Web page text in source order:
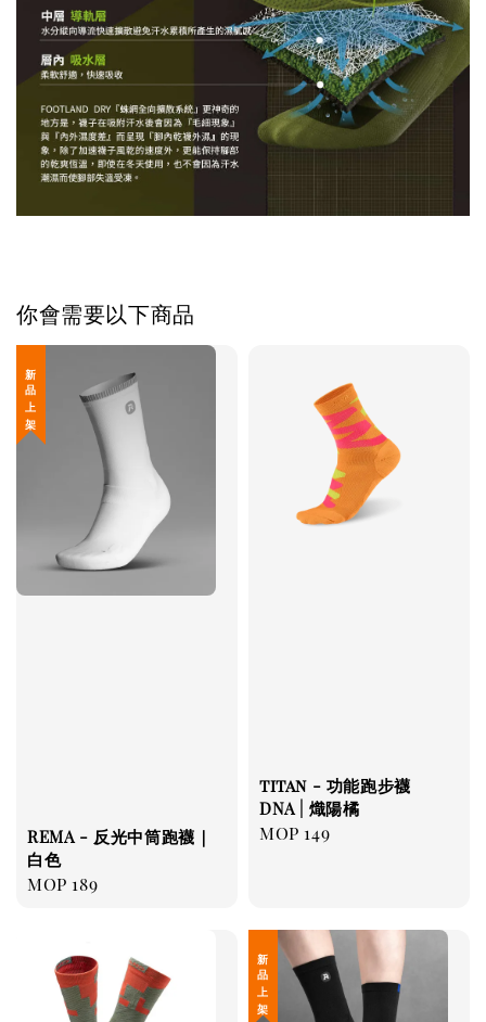
你會需要以下商品
新 品 上 架
REMA - 反光中筒跑襪｜
白色
Regular
MOP 189
titan - 功能跑步襪
DNA | 熾陽橘
Regular
MOP 149
新 品 上 架